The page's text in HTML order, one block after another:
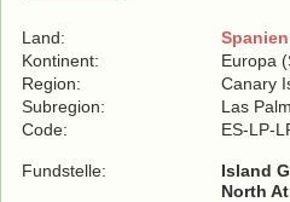
Land: Spanien
Kontinent:
Europa
Region:
Canary
Subregion:
Las
Code:
ES-LP-
Fundstelle:
Island
North